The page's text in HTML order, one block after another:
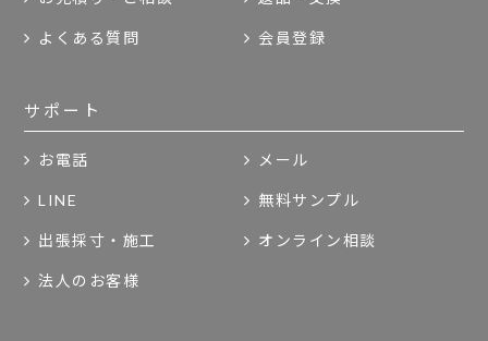
よくある質問 会員登録
サポート
お電話 メール
LINE 無料サンプル
出張採寸・施工 オンライン相談
法人のお客様